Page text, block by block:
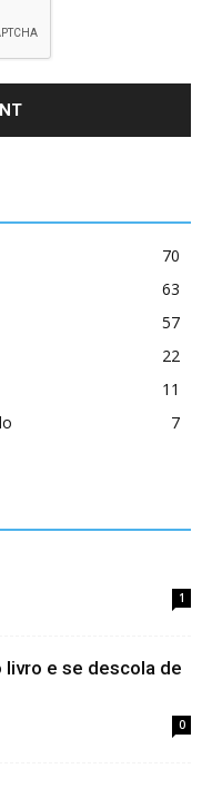
70
63
57
22
11
7
1
livro e se descola de
0